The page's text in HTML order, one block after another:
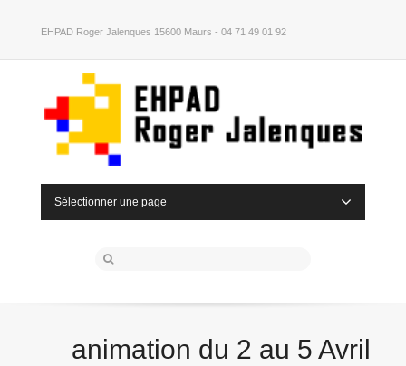
EHPAD Roger Jalenques 15600 Maurs - 04 71 49 01 92
Sélectionner une page
animation du 2 au 5 Avril